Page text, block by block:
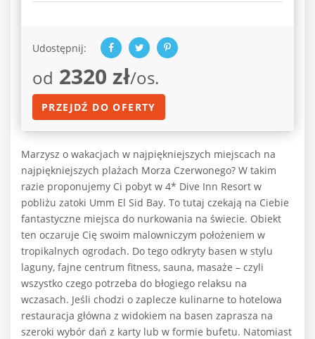
Udostępnij:
od 2320 zł/os.
PRZEJDŹ DO OFERTY
Marzysz o wakacjach w najpiękniejszych miejscach na
najpiękniejszych plażach Morza Czerwonego? W takim
razie proponujemy Ci pobyt w 4* Dive Inn Resort w
pobliżu zatoki Umm El Sid Bay. To tutaj czekają na Ciebie
fantastyczne miejsca do nurkowania na świecie. Obiekt
ten oczaruje Cię swoim malowniczym położeniem w
tropikalnych ogrodach. Do tego odkryty basen w stylu
laguny, fajne centrum fitness, sauna, masaże – czyli
wszystko czego potrzeba do błogiego relaksu na
wczasach. Jeśli chodzi o zaplecze kulinarne to hotelowa
restauracja główna z widokiem na basen zaprasza na
szeroki wybór dań z karty lub w formie bufetu. Natomiast